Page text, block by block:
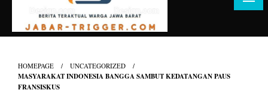
HOMEPAGE UNCATEGORIZED
MASYARAKAT INDONESIA BANGGA SAMBUT KEDATANGAN PAUS
FRANSISKUS